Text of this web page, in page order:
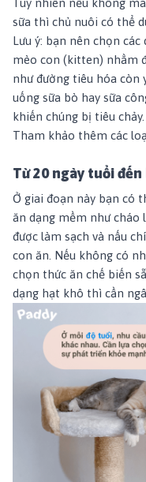
Tuy nhiên nếu không
sữa thì chủ nuôi có thể
Lưu ý: bạn nên chọn các
mèo con (kitten) nhằm
như đường tiêu hóa còn
uống sữa bò hay sữa
khiến chúng bị tiêu chảy.
Tham khảo thêm các
Từ 20 ngày tuổi
Ở giai đoạn này bạn có
ăn dạng mềm như cháo
được làm sạch và nấu
con ăn. Nếu không có
chọn thức ăn chế biến
dạng hạt khô thì cần